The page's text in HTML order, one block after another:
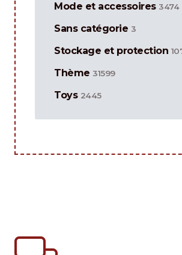
Mode et accessoires 3474
Sans catégorie 3
Stockage et protection
Thème 31599
Toys 2445